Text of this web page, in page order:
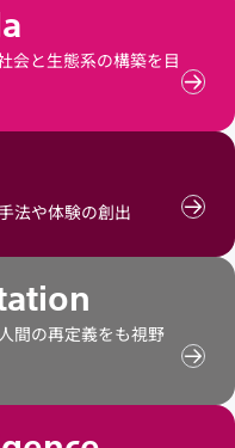
ン
ツ
見
会と生態系の構築を目
の
テ
ン
を
法や体験の創出
コ
ツ
を
る
間の再定義をも視野
の